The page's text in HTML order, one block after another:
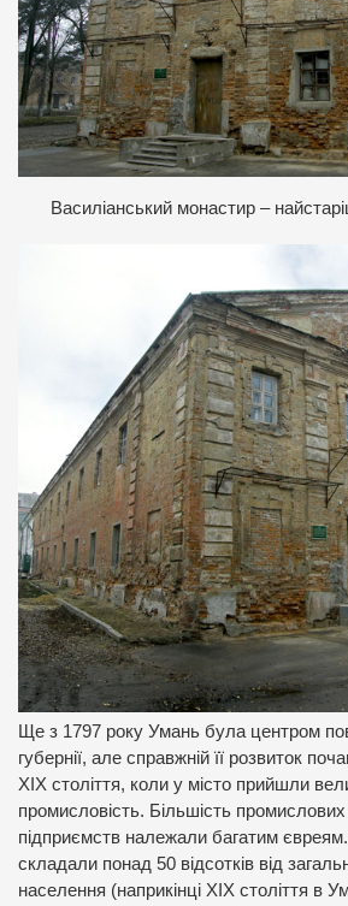
Василіанський монастир –
Ще з 1797 року Умань була центром
губернії, але справжній її розвиток
ХІХ століття, коли у місто прийшли
промисловість. Більшість промислових
підприємств належали багатим євреям.
складали понад 50 відсотків від
населення (наприкінці ХІХ століття в